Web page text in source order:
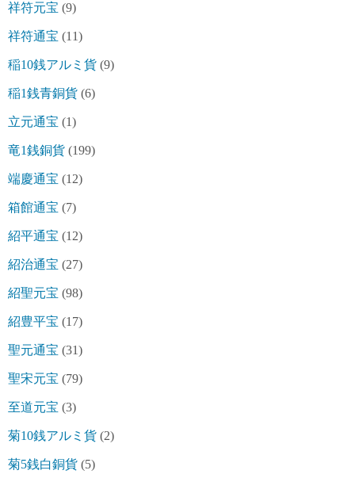
祥符元宝 (9)
祥符通宝 (11)
稲10銭アルミ貨 (9)
稲1銭青銅貨 (6)
立元通宝 (1)
竜1銭銅貨 (199)
端慶通宝 (12)
箱館通宝 (7)
紹平通宝 (12)
紹治通宝 (27)
紹聖元宝 (98)
紹豊平宝 (17)
聖元通宝 (31)
聖宋元宝 (79)
至道元宝 (3)
菊10銭アルミ貨 (2)
菊5銭白銅貨 (5)